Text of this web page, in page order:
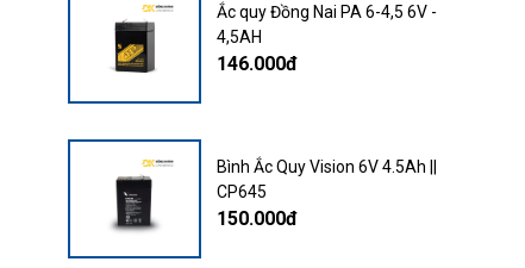
Ắc quy Đồng Nai PA 6-4,5 6V -
4,5AH
146.000đ
Bình Ắc Quy Vision 6V 4.5Ah ||
CP645
150.000đ